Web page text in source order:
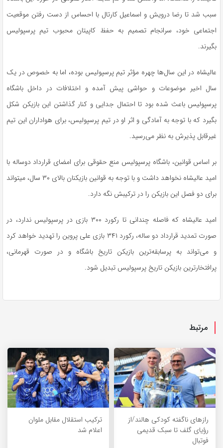
سبب شد تا رضا درویش و اسماعیل کارتال با احساس از دست رفتن موقعیت
اجتماعی خود، سرانجام تصمیم به حفظ کاپیتان محبوب تیم پرسپولیس
بگیرند.
عالیشاه در این سال‌ها چهره مؤثر تیم پرسپولیس بوده، اما به خصوص در یک
سال اخیر موضوعات و حواشی پیش آمده و اختلافات در داخل باشگاه
پرسپولیس باعث شده بود تا احتمال جدایی و کنار گذاشتن این بازیکن شکل
بگیرد که با توجه به آمادگی و اثر او در تیم پرسپولیس، برای هواداران این تیم
غیرقابل پذیرش به نظر می‌رسید.
بر اساس قوانین، باشگاه پرسپولیس منع حقوقی برای امضای قرارداد دوساله با
امید عالیشاه نخواهد داشت و با توجه به قوانین بازیکنان بالای ۳۰ سال، میتواند
برای دو فصل این بازیکن را در ترکیبش نگه دارد.
امید عالیشاه که فاصله چندانی تا رکورد ۳۰۰ بازی در پرسپولیس ندارد، در
صورت تمدید قرارداد دو ساله، رکورد ۳۴۱ بازی علی پروین را تهدید خواهد کرد
و می‌تواند به پرسابقه‌ترین بازیکن تاریخ باشگاه و در صورت قهرمانی،
پرافتخارترین بازیکن تاریخ پرسپولیس تبدیل شود.
مرتبط
راز‌های ناگفته کودکی هالند/از
رؤیای گلف تا سبک قدیمی
فوتبال
ترکیب استقلال مقابل ملوان
اعلام شد